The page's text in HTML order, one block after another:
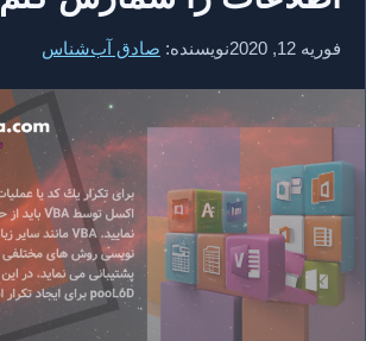
فوریه 12, 2020 نویسنده: صادق آب‌شناس